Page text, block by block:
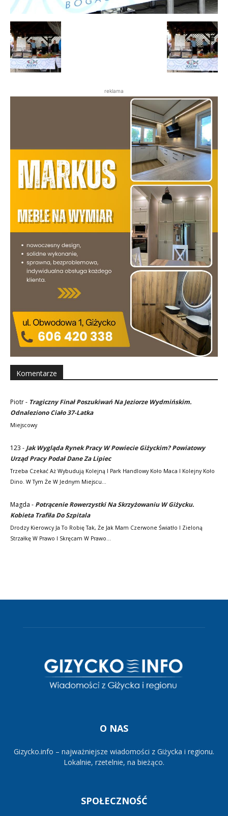
reklama
Komentarze
Piotr- Tragiczny Finał Poszukiwań Na Jeziorze Wydmińskim.
Odnaleziono Ciało 37-Latka
Miejscowy
123 - Jak Wygląda Rynek Pracy W Powiecie Giżyckim? Powiatowy
Urząd Pracy Podał Dane Za Lipiec
Trzeba Czekać Aż Wybudują Kolejną I Park Handlowy Koło Maca I Kolejny Koło
Dino. W Tym Że W Jednym Miejscu…
Magda - Potrącenie Rowerzystki Na Skrzyżowaniu W Giżycku.
Kobieta Trafiła Do Szpitala
Drodzy Kierowcy Ja To Robię Tak, Że Jak Mam Czerwone Światło I Zieloną
Strzałkę W Prawo I Skręcam W Prawo…
O NAS
Gizycko.info – najważniejsze wiadomości z Giżycka i regionu.
Lokalnie, rzetelnie, na bieżąco.
SPOŁECZNOŚĆ